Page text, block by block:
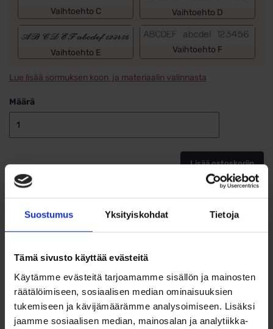
Suostumus Yksityiskohdat Tietoja
Tämä sivusto käyttää evästeitä
Käytämme evästeitä tarjoamamme sisällön ja mainosten
räätälöimiseen, sosiaalisen median ominaisuuksien
tukemiseen ja kävijämäärämme analysoimiseen. Lisäksi
jaamme sosiaalisen median, mainosalan ja analytiikka-
Vaihtoehto C Vaihtoehto D
Vaihtoehto E Vaihtoehto F
Lue lisää sormuksen koon ja materiaalin valinnasta
Määrä
213-
5MM,
SORMUS
ALE,
vain
koko
20,5
määrä
Lisää ostoskoriin
Lisää toivelistalle
Beat of Love titaanisormus kiiltävä/harjattu pinta 5mm leveä
Miellyttävä antiallerginen, kevyt ja kestävä materiaali. Sopii